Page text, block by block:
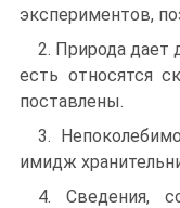
экспериментов,
2. Природа дает
есть относятся
поставлены.
3.
имидж
4. Сведения,